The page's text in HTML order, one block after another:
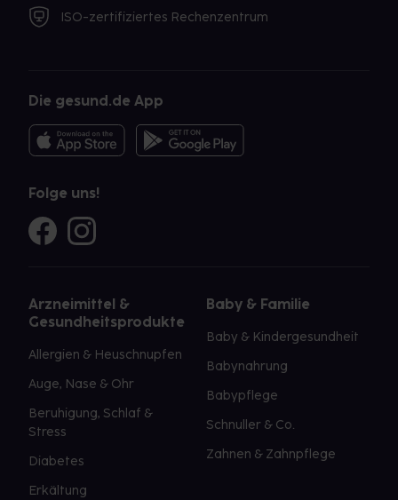
ISO-zertifiziertes Rechenzentrum
Die gesund.de App
Folge uns!
Arzneimittel &
Gesundheitsprodukte
Allergien & Heuschnupfen
Auge, Nase & Ohr
Beruhigung, Schlaf &
Stress
Diabetes
Erkältung
Baby & Familie
Baby & Kindergesundheit
Babynahrung
Babypflege
Schnuller & Co.
Zahnen & Zahnpflege